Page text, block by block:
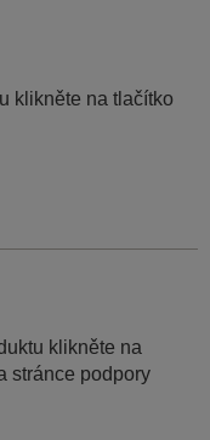
klikněte na tlačítko
klikněte na
stránce podpory